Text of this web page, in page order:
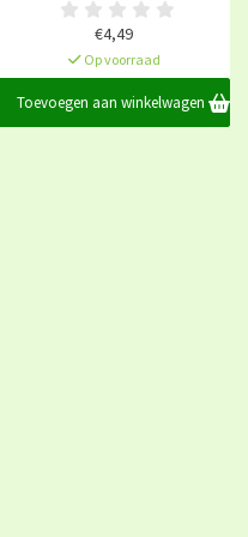
€4,49
Op voorraad
Toevoegen aan winkelwagen